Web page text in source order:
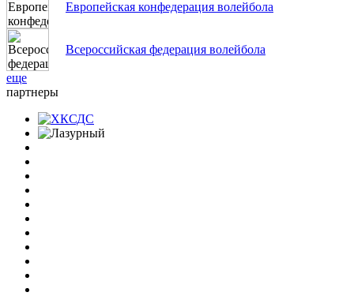
Европейская конфедерация волейбола
Всероссийская федерация волейбола
еще
партнеры